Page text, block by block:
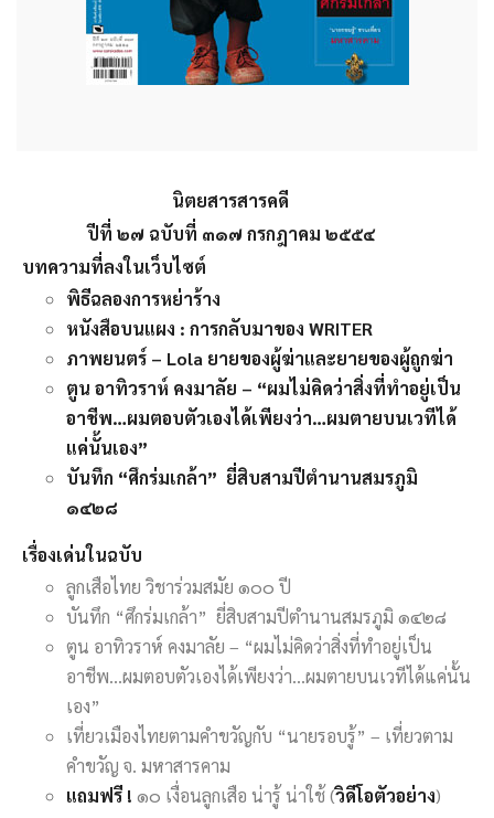
นิตยสารสารคดี
ปีที่ ๒๗ ฉบับที่ ๓๑๗ กรกฎาคม ๒๕๕๔
บทความที่ลงในเว็บไซต์
พิธีฉลองการหย่าร้าง
หนังสือบนแผง : การกลับมาของ WRITER
ภาพยนตร์ – Lola ยายของผู้ฆ่าและยายของผู้ถูกฆ่า
ตูน อาทิวราห์ คงมาลัย – “ผมไม่คิดว่าสิ่งที่ทำอยู่เป็น
อาชีพ…ผมตอบตัวเองได้เพียงว่า…ผมตายบนเวทีได้
แค่นั้นเอง”
บันทึก “ศึกร่มเกล้า” ยี่สิบสามปีตำนานสมรภูมิ
๑๔๒๘
เรื่องเด่นในฉบับ
ลูกเสือไทย วิชาร่วมสมัย ๑๐๐ ปี
บันทึก “ศึกร่มเกล้า” ยี่สิบสามปีตำนานสมรภูมิ ๑๔๒๘
ตูน อาทิวราห์ คงมาลัย – “ผมไม่คิดว่าสิ่งที่ทำอยู่เป็น
อาชีพ…ผมตอบตัวเองได้เพียงว่า…ผมตายบนเวทีได้แค่นั้น
เอง”
เที่ยวเมืองไทยตามคำขวัญกับ “นายรอบรู้” – เที่ยวตาม
คำขวัญ จ. มหาสารคาม
แถมฟรี ! ๑๐ เงื่อนลูกเสือ น่ารู้ น่าใช้ (วิดีโอตัวอย่าง)